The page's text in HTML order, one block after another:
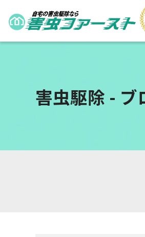
害虫駆除 - ブ